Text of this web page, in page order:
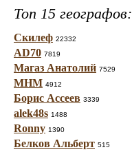
Топ 15 географов:
Скилеф 22332
AD70 7819
Магаз Анатолий 7529
МНМ 4912
Борис Ассеев 3339
alek48s 1488
Ronny 1390
Белков Альберт 515